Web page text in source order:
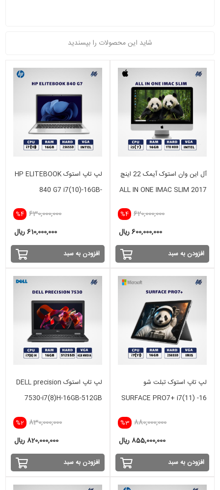
شاید این محصولات را بپسندید
آل این وان استوک آیمک 22 اینچ
ALL IN ONE IMAC SLIM 2017
%4 620,000,000
600,000,000 ریال
افزودن به سبد
لپ تاپ استوک HP ELITEBOOK
840 G7 i7(10)-16GB-
%4 630,000,000
610,000,000 ریال
افزودن به سبد
لپ تاپ استوک تبلت شو
SURFACE PRO7+ i7(11) -16
%3 880,000,000
855,000,000 ریال
افزودن به سبد
لپ تاپ استوک DELL precision
7530-i7(8)H-16GB-512GB
%2 830,000,000
820,000,000 ریال
افزودن به سبد